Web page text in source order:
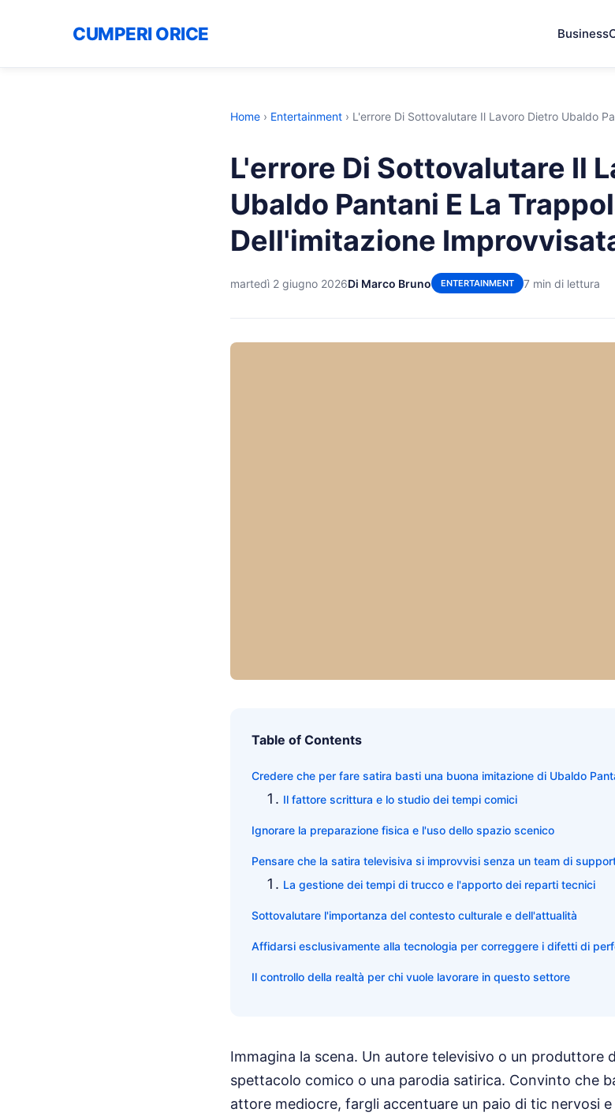
CUMPERI ORICE Business
Home › Entertainment › L'errore Di Sottovalutare Il Lavoro Dietro Ubaldo
L'errore Di Sottovalutare Il
Ubaldo Pantani E La
Dell'imitazione
martedì 2 giugno 2026Di Marco Bruno ENTERTAINMENT 7 min di lettura
Table of Contents
Credere che per fare satira basti una buona imitazione di Ubaldo
Il fattore scrittura e lo studio dei tempi comici
Ignorare la preparazione fisica e l'uso dello spazio scenico
Pensare che la satira televisiva si improvvisi senza un team di
La gestione dei tempi di trucco e l'apporto dei reparti tecnici
Sottovalutare l'importanza del contesto culturale e dell'attualità
Affidarsi esclusivamente alla tecnologia per correggere i difetti di
Il controllo della realtà per chi vuole lavorare in questo settore
Immagina la scena. Un autore televisivo o un produttore
spettacolo comico o una parodia satirica. Convinto che
attore mediocre, fargli accentuare un paio di tic nervosi